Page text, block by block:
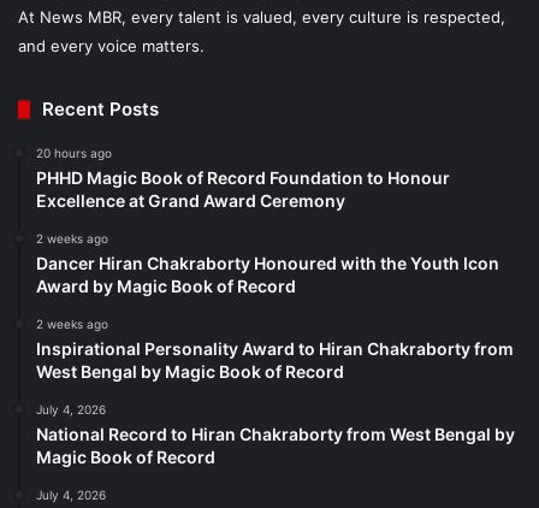
At News MBR, every talent is valued, every culture is respected,
and every voice matters.
Recent Posts
20 hours ago
PHHD Magic Book of Record Foundation to Honour
Excellence at Grand Award Ceremony
2 weeks ago
Dancer Hiran Chakraborty Honoured with the Youth Icon
Award by Magic Book of Record
2 weeks ago
Inspirational Personality Award to Hiran Chakraborty from
West Bengal by Magic Book of Record
July 4, 2026
National Record to Hiran Chakraborty from West Bengal by
Magic Book of Record
July 4, 2026